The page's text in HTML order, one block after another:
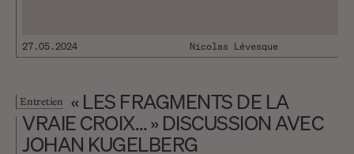
! Déjà ! Le dossier du numéro de
sa réflexion sur la « critique de la
critique », annonçait la naissance
de notre webradio, un projet qui
27.05.2024 Nicolas Lévesque
Entretien
« LES FRAGMENTS DE LA
VRAIE CROIX… » DISCUSSION AVEC
JOHAN KUGELBERG